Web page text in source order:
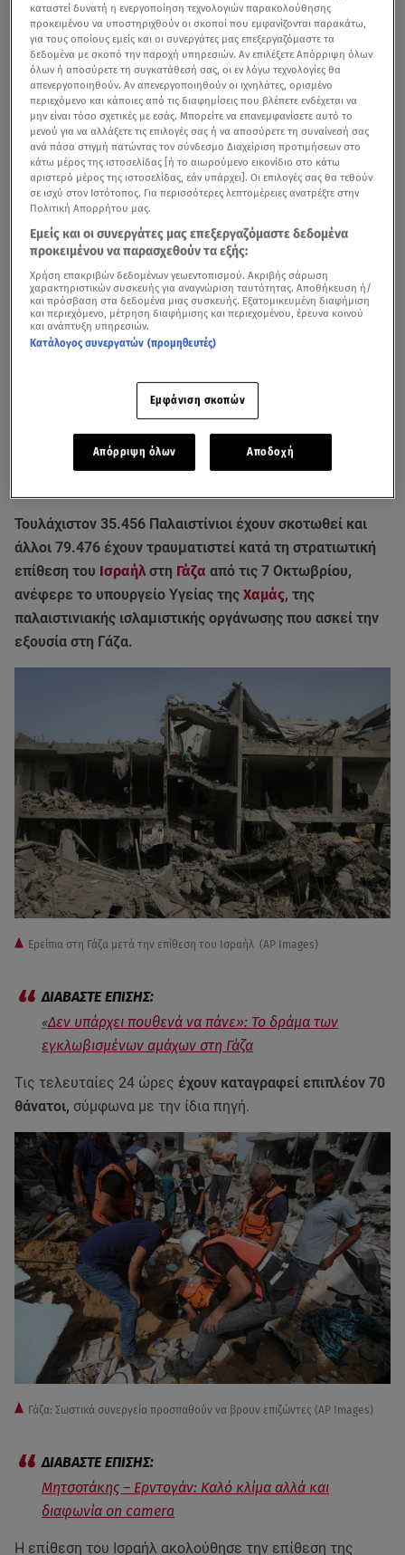
Τουλάχιστον 35.456 Παλαιστίνιοι έχουν σκοτωθεί και
άλλοι 79.476 έχουν τραυματιστεί κατά τη στρατιωτική
επίθεση του Ισραήλστη Γάζα από τις 7 Οκτωβρίου,
ανέφερε το υπουργείο Υγείας της Χαμάς, της
παλαιστινιακής ισλαμιστικής οργάνωσης που ασκεί την
εξουσία στη Γάζα.
Ερείπια στη Γάζα μετά την επίθεση του Ισραήλ (AP Images)
«Δεν υπάρχει πουθενά να πάνε»: Το δράμα των
εγκλωβισμένων αμάχων στη Γάζα
Τις τελευταίες 24 ώρες έχουν καταγραφεί επιπλέον 70
θάνατοι, σύμφωνα με την ίδια πηγή.
Γάζα: Σωστικά συνεργεία προσπαθούν να βρουν επιζώντες (AP Images)
Μητσοτάκης – Ερντογάν: Καλό κλίμα αλλά και
διαφωνία on camera
Η επίθεση του Ισραήλ ακολούθησε την επίθεση της
καταστεί δυνατή η ενεργοποίηση τεχνολογιών παρακολούθησης
προκειμένου να υποστηριχθούν οι σκοποί που εμφανίζονται παρακάτω,
για τους οποίους εμείς και οι συνεργάτες μας επεξεργαζόμαστε τα
δεδομένα με σκοπό την παροχή υπηρεσιών. Αν επιλέξετε Απόρριψη όλων
όλων ή αποσύρετε τη συγκατάθεσή σας, οι εν λόγω τεχνολογίες θα
απενεργοποιηθούν. Αν απενεργοποιηθούν οι ιχνηλάτες, ορισμένο
περιεχόμενο και κάποιες από τις διαφημίσεις που βλέπετε ενδέχεται να
μην είναι τόσο σχετικές με εσάς. Μπορείτε να επανεμφανίσετε αυτό το
μενού για να αλλάξετε τις επιλογές σας ή να αποσύρετε τη συναίνεσή σας
ανά πάσα στιγμή πατώντας τον σύνδεσμο Διαχείριση προτιμήσεων στο
κάτω μέρος της ιστοσελίδας [ή το αιωρούμενο εικονίδιο στο κάτω
αριστερό μέρος της ιστοσελίδας, εάν υπάρχει]. Οι επιλογές σας θα τεθούν
σε ισχύ στον Ιστότοπος. Για περισσότερες λεπτομέρειες ανατρέξτε στην
Πολιτική Απορρήτου μας.
Εμείς και οι συνεργάτες μας επεξεργαζόμαστε δεδομένα
προκειμένου να παρασχεθούν τα εξής:
Χρήση επακριβών δεδομένων γεωεντοπισμού. Ακριβής σάρωση
χαρακτηριστικών συσκευής για αναγνώριση ταυτότητας. Αποθήκευση ή/
και πρόσβαση στα δεδομένα μιας συσκευής. Εξατομικευμένη διαφήμιση
και περιεχόμενο, μέτρηση διαφήμισης και περιεχομένου, έρευνα κοινού
και ανάπτυξη υπηρεσιών.
Κατάλογος συνεργατών (προμηθευτές)
Εμφάνιση σκοπών
Απόρριψη όλων Αποδοχή